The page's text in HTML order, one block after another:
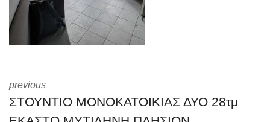
previous
ΣΤΟΥΝΤΙΟ ΜΟΝΟΚΑΤΟΙΚΙΑΣ ΔΥΟ 28τμ